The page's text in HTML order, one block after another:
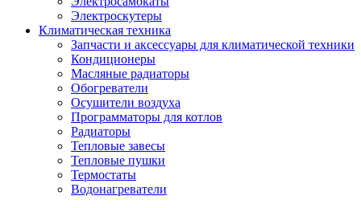
Электроскутеры
Климатическая техника
Запчасти и аксессуары для климатической техники
Кондиционеры
Масляные радиаторы
Обогреватели
Осушители воздуха
Программаторы для котлов
Радиаторы
Тепловые завесы
Тепловые пушки
Термостаты
Водонагреватели